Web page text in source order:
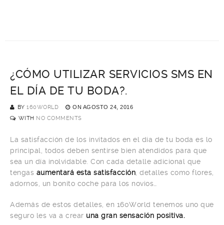
¿CÓMO UTILIZAR SERVICIOS SMS EN
EL DÍA DE TU BODA?.
BY 160WORLD ON AGOSTO 24, 2016
WITH NO COMMENTS
La satisfacción de los invitados en el día de tu boda es lo
principal, todos deben sentirse bien atendidos para que
sea un día inolvidable. Con cada detalle adicional que
tengas aumentará esta satisfacción , detalles como flores,
adornos, un bonito coche para los novios…
Además de estos detalles, en 160World tenemos uno que
seguro les va a crear una gran sensación positiva.